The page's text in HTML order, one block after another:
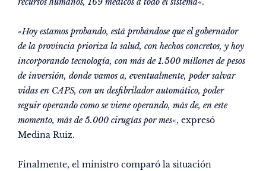
«Hoy estamos probando, está probándose que el gobernador
de la provincia prioriza la salud, con hechos concretos, y hoy
incorporando tecnología, con más de 1.500 millones de pesos
de inversión, donde vamos a, eventualmente, poder salvar
vidas en CAPS, con un desfibrilador automático, poder
seguir operando como se viene operando, más de, en este
momento, más de 5.000 cirugías por mes«, expresó
Medina Ruiz.
Finalmente, el ministro comparó la situación